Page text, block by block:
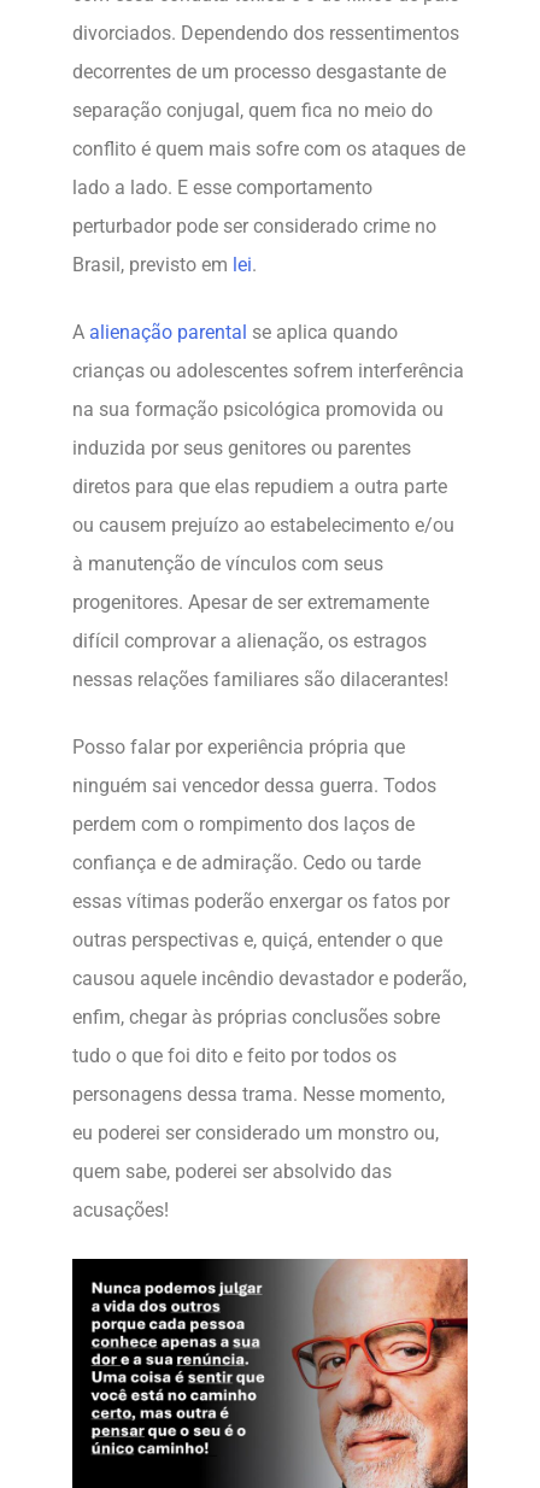
divorciados. Dependendo dos ressentimentos
decorrentes de um processo desgastante de
separação conjugal, quem fica no meio do
conflito é quem mais sofre com os ataques de
lado a lado. E esse comportamento
perturbador pode ser considerado crime no
Brasil, previsto em lei.
A alienação parental se aplica quando
crianças ou adolescentes sofrem interferência
na sua formação psicológica promovida ou
induzida por seus genitores ou parentes
diretos para que elas repudiem a outra parte
ou causem prejuízo ao estabelecimento e/ou
à manutenção de vínculos com seus
progenitores. Apesar de ser extremamente
difícil comprovar a alienação, os estragos
nessas relações familiares são dilacerantes!
Posso falar por experiência própria que
ninguém sai vencedor dessa guerra. Todos
perdem com o rompimento dos laços de
confiança e de admiração. Cedo ou tarde
essas vítimas poderão enxergar os fatos por
outras perspectivas e, quiçá, entender o que
causou aquele incêndio devastador e poderão,
enfim, chegar às próprias conclusões sobre
tudo o que foi dito e feito por todos os
personagens dessa trama. Nesse momento,
eu poderei ser considerado um monstro ou,
quem sabe, poderei ser absolvido das
acusações!